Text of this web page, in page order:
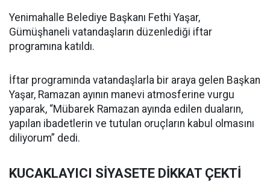
Yenimahalle Belediye Başkanı Fethi Yaşar,
Gümüşhaneli vatandaşların düzenlediği iftar
programına katıldı.
İftar programında vatandaşlarla bir araya gelen Başkan
Yaşar, Ramazan ayının manevi atmosferine vurgu
yaparak, “Mübarek Ramazan ayında edilen duaların,
yapılan ibadetlerin ve tutulan oruçların kabul olmasını
diliyorum” dedi.
KUCAKLAYICI SİYASETE DİKKAT ÇEKTİ